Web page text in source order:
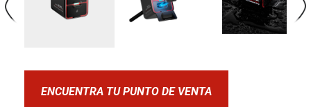
ENCUENTRA TU PUNTO DE VENTA